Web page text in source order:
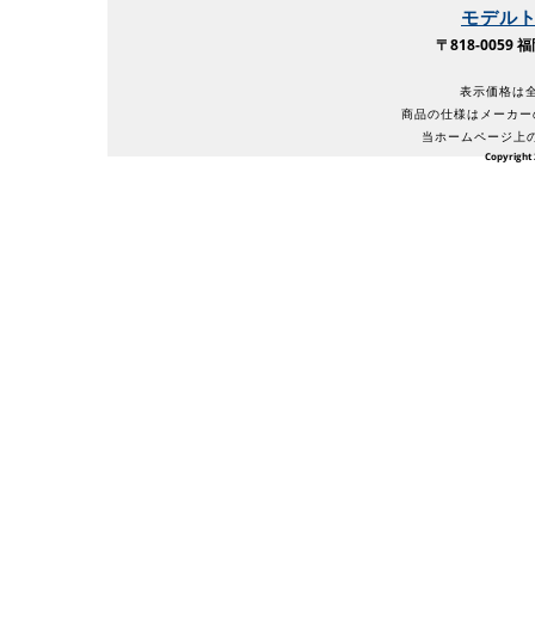
モデル
〒818-0059
表示価格は
商品の仕様はメーカ
当ホームページ上
Copyright